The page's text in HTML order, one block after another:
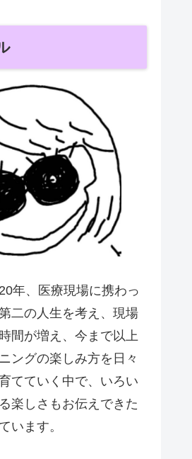
年、医療現場に携わっ
二の人生を考え、現場
間が増え、今まで以上
ングの楽しみ方を日々
てていく中で、いろい
楽しさもお伝えできた
います。